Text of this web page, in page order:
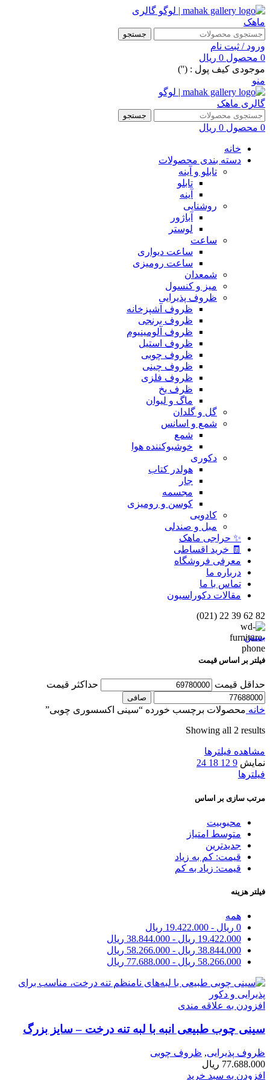
جستجو
ورود / ثبت نام
0 محصول 0 ریال
موجودی کیف پول : ('')
منو
جستجو
0 محصول 0 ریال
خانه
دسته بندی محصولات
تابلو و آینه
تابلو
آینه
روشنایی
آباژور
لوستر
ساعت
ساعت دیواری
ساعت رومیزی
شمعدان
میز و کنسول
ظروف پذیرایی
ظروف آشپزخانه
ظروف برنجی
ظروف آلومینیوم
ظروف استیل
ظروف چوبی
ظروف چینی
ظروف فلزی
ظرف یخ
ماگ و لیوان
گل و گلدان
شمع و اسانس
شمع
خوشبوکننده هوا
دکوری
هولدر کتاب
جار
مجسمه
کوسن و رومیزی
کادویی
مبل و صندلی
✨ حراجی ماهک
🧾 خرید اقساطی
معرفی فروشگاه
درباره ما
تماس با ما
مقالات دکوراسیون
82 62 39 22 (021)
بستن
فیلتر بر اساس قیمت
حداقل قیمت حداكثر قيمت
صافی
خانه محصولات برچسب خورده “سینی اکسسوری چوبی”
Showing all 2 results
مشاهده فیلترها
نمایش 9
12
18
24
فیلترها
مرتب سازی بر اساس
محبوبیت
متوسط امتیاز
جدیدترین
قیمت: کم به زیاد
قیمت: زیاد به کم
فیلتر هزینه
همه
0 ریال -
19.422.000 ریال
19.422.000 ریال -
38.844.000 ریال
38.844.000 ریال -
58.266.000 ریال
58.266.000 ریال -
77.688.000 ریال
افزودن به علاقه مندی
سینی چوب طبیعی انبه با لبه تنه درخت – سایز بزرگ
ظروف پذیرایی, ظروف چوبی
77.688.000 ریال
افزودن به سبد خرید